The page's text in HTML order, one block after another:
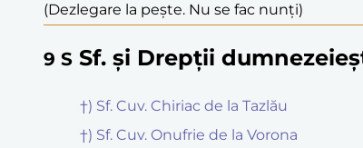
(Dezlegare la pește. Nu se fac nunți)
9 S Sf. și Drepții
†) Sf. Cuv. Chiriac de la Tazlău
†) Sf. Cuv. Onufrie de la Vorona